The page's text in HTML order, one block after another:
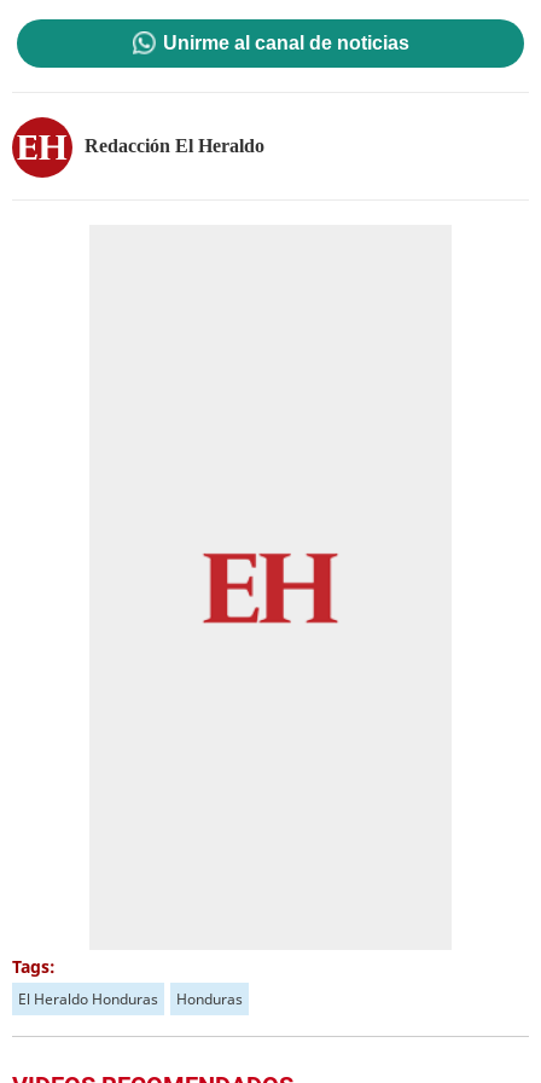
Unirme al canal de noticias
Redacción El Heraldo
Tags:
El Heraldo Honduras Honduras